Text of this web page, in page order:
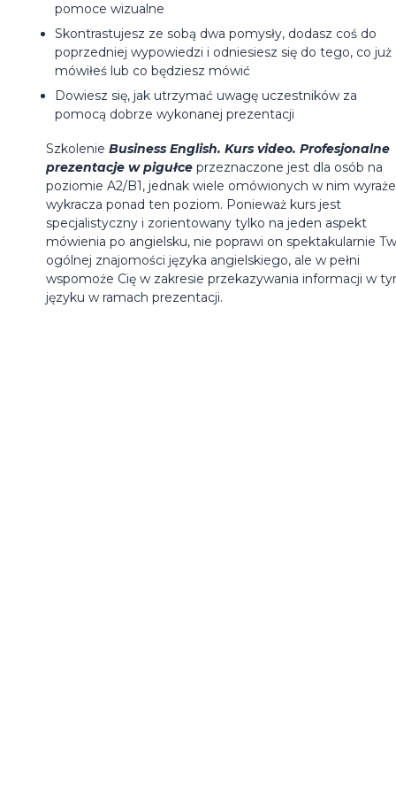
pomoce wizualne
Skontrastujesz ze sobą dwa pomysły, dodasz coś do
poprzedniej wypowiedzi i odniesiesz się do tego, co już
mówiłeś lub co będziesz mówić
Dowiesz się, jak utrzymać uwagę uczestników za
pomocą dobrze wykonanej prezentacji
Szkolenie Business English. Kurs video. Profesjonalne
prezentacje w pigułce przeznaczone jest dla osób na
poziomie A2/B1, jednak wiele omówionych w nim
wykracza ponad ten poziom. Ponieważ kurs jest
specjalistyczny i zorientowany tylko na jeden aspekt
mówienia po angielsku, nie poprawi on spektakularnie
ogólnej znajomości języka angielskiego, ale w pełni
wspomoże Cię w zakresie przekazywania informacji w
języku w ramach prezentacji.